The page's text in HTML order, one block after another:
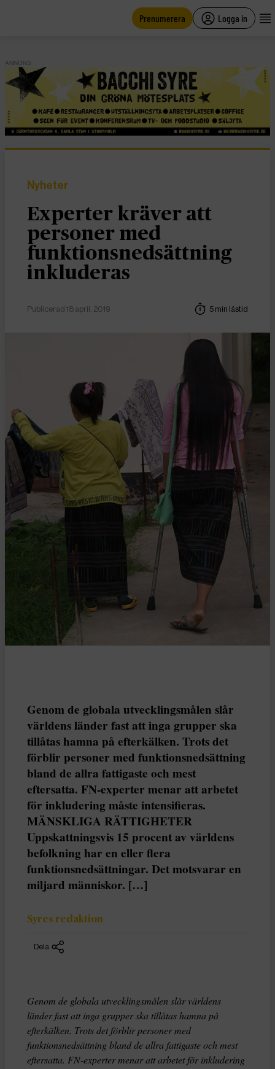
Prenumerera Logga in
ANNONS
Nyheter
Experter kräver att
personer med
funktionsnedsättning
inkluderas
Publicerad 18 april, 2019 5 min lästid
Genom de globala utvecklingsmålen slår
världens länder fast att inga grupper ska
tillåtas hamna på efterkälken. Trots det
förblir personer med funktionsnedsättning
bland de allra fattigaste och mest
eftersatta. FN-experter menar att arbetet
för inkludering måste intensifieras.
MÄNSKLIGA RÄTTIGHETER
Uppskattningsvis 15 procent av världens
befolkning har en eller flera
funktionsnedsättningar. Det motsvarar en
miljard människor. […]
Syres redaktion
Dela
Genom de globala utvecklingsmålen slår världens
länder fast att inga grupper ska tillåtas hamna på
efterkälken. Trots det förblir personer med
funktionsnedsättning bland de allra fattigaste och mest
eftersatta. FN-experter menar att arbetet för inkludering